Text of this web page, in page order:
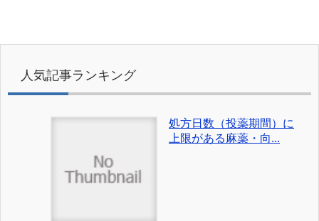
人気記事ランキング
処方日数（投薬期間）に
上限がある麻薬・向...